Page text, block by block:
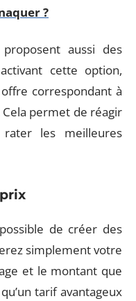
?
aussi des
cette option,
correspondant à
permet de réagir
les meilleures
de créer des
simplement votre
et le montant que
tarif avantageux